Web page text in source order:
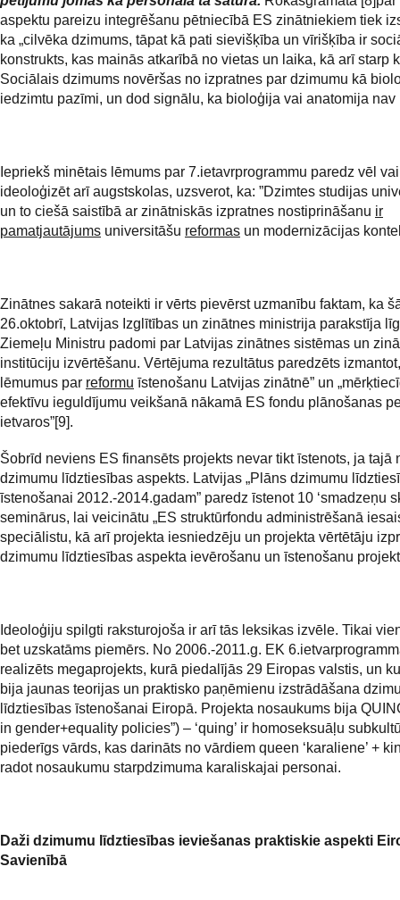
aspektu pareizu integrēšanu pētniecībā ES zinātniekiem tiek
ka „cilvēka dzimums, tāpat kā pati sievišķība un vīrišķība ir
konstrukts, kas mainās atkarībā no vietas un laika, kā arī starp
Sociālais dzimums novēršas no izpratnes par dzimumu kā
iedzimtu pazīmi, un dod signālu, ka bioloģija vai anatomija nav
Iepriekš minētais lēmums par 7.ietavrprogrammu paredz vēl
ideoloģizēt arī augstskolas, uzsverot, ka: ”Dzimtes studijas
un to ciešā saistībā ar zinātniskās izpratnes nostiprināšanu ir
pamatjautājums universitāšu reformas un modernizācijas
Zinātnes sakarā noteikti ir vērts pievērst uzmanību faktam, ka
26.oktobrī, Latvijas Izglītības un zinātnes ministrija parakstīja
Ziemeļu Ministru padomi par Latvijas zinātnes sistēmas un
institūciju izvērtēšanu. Vērtējuma rezultātus paredzēts
lēmumus par reformu īstenošanu Latvijas zinātnē” un
efektīvu ieguldījumu veikšanā nākamā ES fondu plānošanas
ietvaros”[9].
Šobrīd neviens ES finansēts projekts nevar tikt īstenots, ja tajā
dzimumu līdztiesības aspekts. Latvijas „Plāns dzimumu
īstenošanai 2012.-2014.gadam” paredz īstenot 10 ‘smadzeņu
seminārus, lai veicinātu „ES struktūrfondu administrēšanā
speciālistu, kā arī projekta iesniedzēju un projekta vērtētāju
dzimumu līdztiesības aspekta ievērošanu un īstenošanu
Ideoloģiju spilgti raksturojoša ir arī tās leksikas izvēle. Tikai
bet uzskatāms piemērs. No 2006.-2011.g. EK
realizēts megaprojekts, kurā piedalījās 29 Eiropas valstis, un
bija jaunas teorijas un praktisko paņēmienu izstrādāšana
līdztiesības īstenošanai Eiropā. Projekta nosaukums bija
in gender+equality policies”) – ‘quing’ ir homoseksuāļu
piederīgs vārds, kas darināts no vārdiem queen ‘karaliene’ +
radot nosaukumu starpdzimuma karaliskajai personai.
Daži dzimumu līdztiesības ieviešanas praktiskie aspekti
Savienībā